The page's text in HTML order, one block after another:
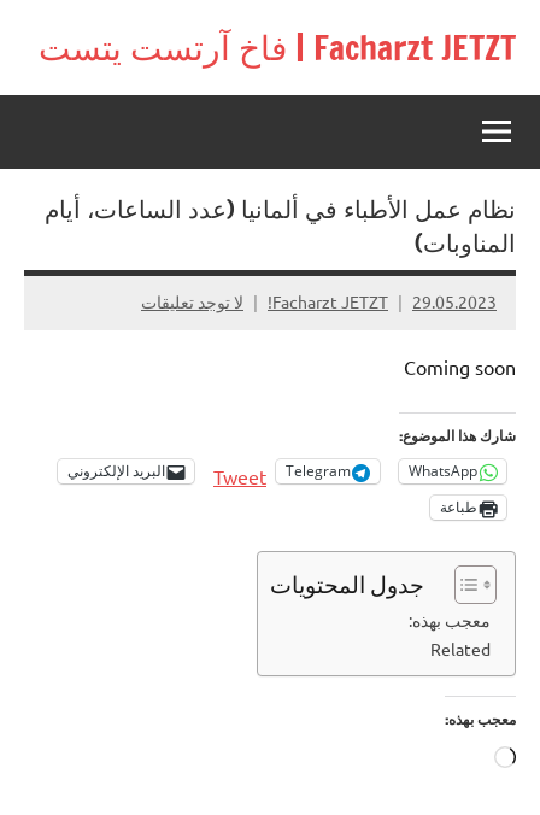
Facharzt JETZT | فاخ آرتست يتست
Free
interactive
community
for
in
Germany,
Switzerland,
and
نظام عمل الأطباء في ألمانيا (عدد الساعات، أيام
المناوبات)
29.05.2023
Facharzt JETZT! لا توجد تعليقات
Coming soon
شارك هذا الموضوع:
WhatsApp
Telegram
Tweet
البريد الإلكتروني
طباعة
جدول المحتويات
معجب بهذه:
Related
معجب بهذه:
جاري